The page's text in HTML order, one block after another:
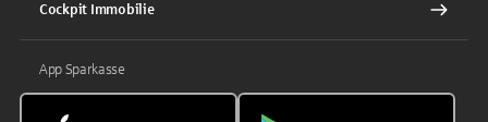
Cockpit Immobilie
App Sparkasse